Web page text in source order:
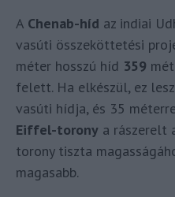
A Chenab-híd az indiai
vasúti összeköttetési
méter hosszú híd 359
felett. Ha elkészül, ez
vasúti hídja, és 35
Eiffel-torony a rászerelt
torony tiszta
magasabb.